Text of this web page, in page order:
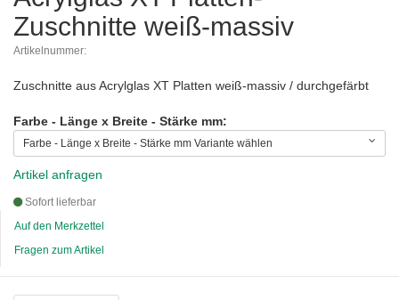
Zuschnitte weiß-massiv
Artikelnummer:
Zuschnitte aus Acrylglas XT Platten weiß-massiv / durchgefärbt
Farbe - Länge x Breite - Stärke mm:
Farbe - Länge x Breite - Stärke mm Variante wählen
Artikel anfragen
Sofort lieferbar
Auf den Merkzettel
Fragen zum Artikel